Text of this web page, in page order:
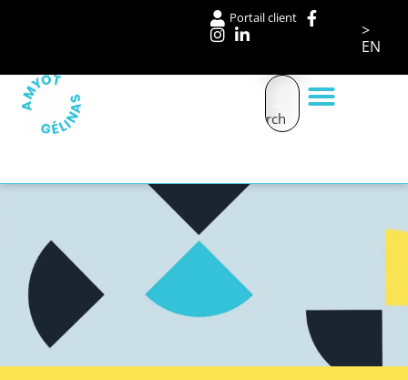
Portail client
>
EN
Search